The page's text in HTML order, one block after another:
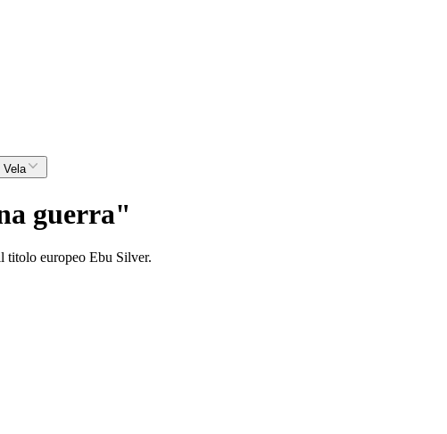
Vela
guerra"
titolo europeo Ebu Silver.